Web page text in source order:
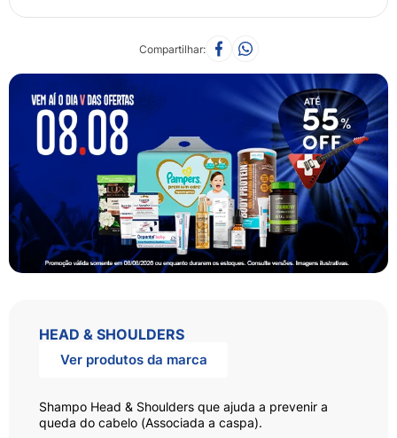
Compartilhar
HEAD & SHOULDERS
Ver produtos da marca
Shampo Head & Shoulders que ajuda a prevenir a
queda do cabelo (Associada a caspa).